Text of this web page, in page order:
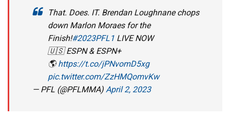
That. Does. IT. Brendan Loughnane chops
down Marlon Moraes for the
Finish!#2023PFL1 LIVE NOW
🇺🇸 ESPN & ESPN+
🌎 https://t.co/jPNvomD5xg
pic.twitter.com/ZzHMQomvKw
— PFL (@PFLMMA) April 2, 2023